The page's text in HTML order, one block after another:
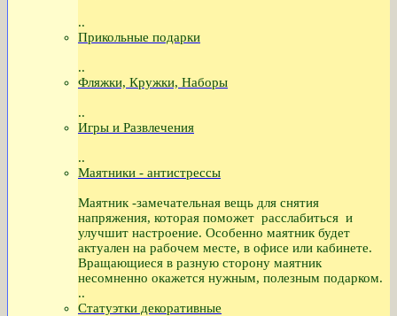
..
Прикольные подарки
..
Фляжки, Кружки, Наборы
..
Игры и Развлечения
..
Маятники - антистрессы
Маятник -замечательная вещь для снятия
напряжения, которая поможет расслабиться и
улучшит настроение. Особенно маятник будет
актуален на рабочем месте, в офисе или кабинете.
Вращающиеся в разную сторону маятник
несомненно окажется нужным, полезным подарком.
..
Статуэтки декоративные